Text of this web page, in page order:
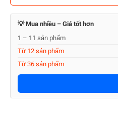
💡 Mua nhiều – Giá tốt hơn
1 – 11 sản phẩm
Từ 12 sản phẩm
Từ 36 sản phẩm